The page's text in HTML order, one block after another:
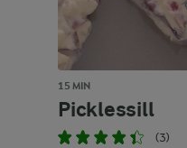
15 MIN
Picklessill
(3)